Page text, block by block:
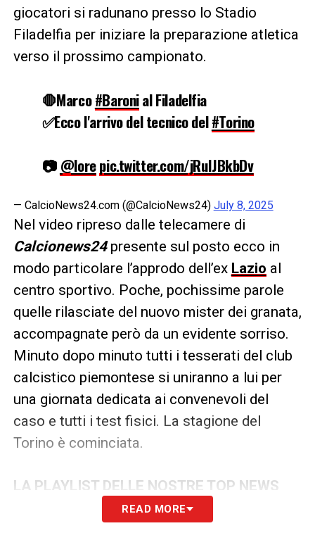
giocatori si radunano presso lo Stadio
Filadelfia per iniziare la preparazione atletica
verso il prossimo campionato.
🛑Marco#Baronial Filadelfia
✅Ecco l'arrivo del tecnico del#Torino
📷@lorepic.twitter.com/jRuIJBkbDv
— CalcioNews24.com (@CalcioNews24) July 8, 2025
Nel video ripreso dalle telecamere di
Calcionews24presente sul posto ecco in
modo particolare l’approdo dell’ex Lazio al
centro sportivo. Poche, pochissime parole
quelle rilasciate del nuovo mister dei granata,
accompagnate però da un evidente sorriso.
Minuto dopo minuto tutti i tesserati del club
calcistico piemontese si uniranno a lui per
una giornata dedicata ai convenevoli del
caso e tutti i test fisici. La stagione del
Torino è cominciata.
LA PLAYLIST DELLE NOSTRE TOP NEWS
READ MORE